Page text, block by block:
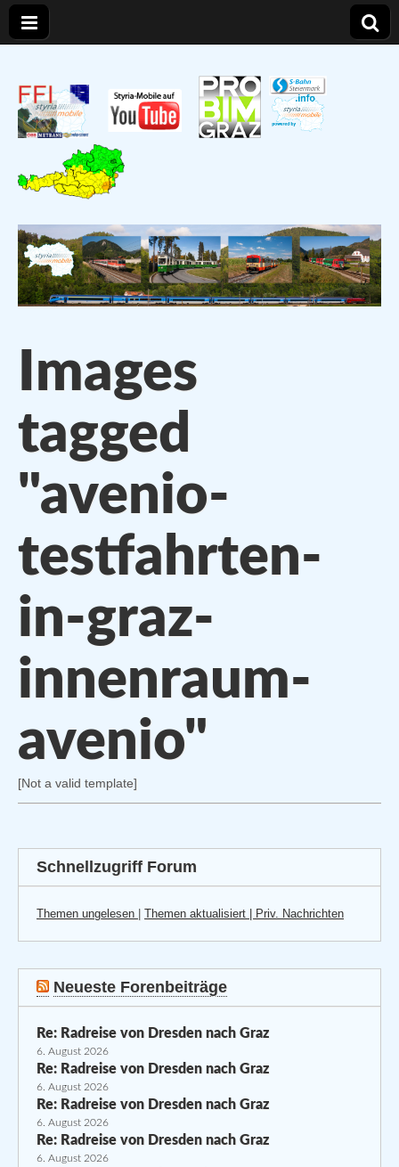
Styria – Mobile
Images
tagged
"avenio-
testfahrten-
in-graz-
innenraum-
avenio"
[Not a valid template]
Schnellzugriff Forum
Themen ungelesen | Themen aktualisiert | Priv. Nachrichten
Neueste Forenbeiträge
Re: Radreise von Dresden nach Graz
6. August 2026
Re: Radreise von Dresden nach Graz
6. August 2026
Re: Radreise von Dresden nach Graz
6. August 2026
Re: Radreise von Dresden nach Graz
6. August 2026